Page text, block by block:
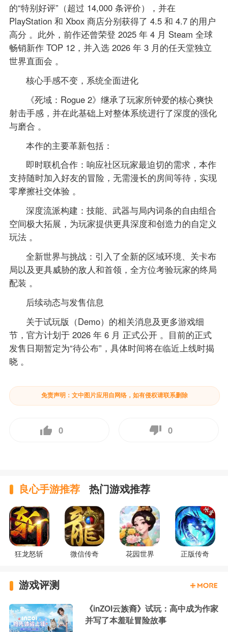
的“特别好评”（超过 14,000 条评价），并在
PlayStation 和 Xbox 商店分别获得了 4.5 和 4.7 的用户
高分 。此外，前作还曾荣登 2025 年 4 月 Steam 全球
畅销新作 TOP 12，并入选 2026 年 3 月的任天堂独立
世界直面会 。
核心手感不变，系统全面进化
《死域：Rogue 2》继承了玩家所钟爱的核心爽快
射击手感，并在此基础上对整体系统进行了深度的强化
与磨合 。
本作的主要革新包括：
即时联机合作：响应社区玩家最迫切的需求，本作
支持随时加入好友的冒险，无需漫长的房间等待，实现
零摩擦社交体验 。
深度流派构建：技能、武器与局内词条的自由组合
空间极大拓展，为玩家提供更具深度和创造力的自定义
玩法 。
全新世界与挑战：引入了全新的区域环境、关卡布
局以及更具威胁的敌人和首领，全方位考验玩家的终局
配装 。
后续动态与发售信息
关于试玩版（Demo）的相关消息及更多游戏细
节，官方计划于 2026 年 6 月 正式公开 。目前的正式
发售日期暂定为“待公布”，具体时间将在临近上线时揭
晓 。
免责声明：文中图片应用自网络，如有侵权请联系删除
0 0
良心手游推荐 热门游戏推荐
狂龙怒斩 微信传奇 花园世界 正版传奇
游戏评测
《inZOI云族裔》试玩：高中成为作家
并写了本羞耻冒险故事